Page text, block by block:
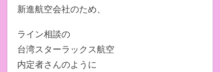
新進航空会社のため、
ライン相談の
台湾スターラックス航空
内定者さんのように